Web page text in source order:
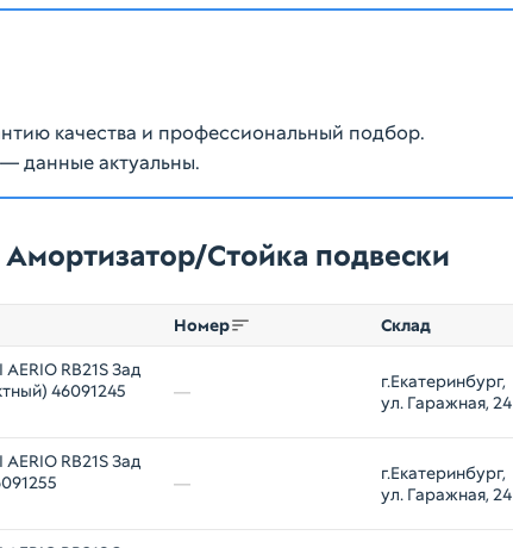
качества и профессиональный подбор.
данные актуальны.
Стойка подвески
Номер Склад
RB21S Зад
46091245
—
г.Екатеринбург,
ул. Гаражная, 24
RB21S Зад
—
г.Екатеринбург,
ул. Гаражная, 24